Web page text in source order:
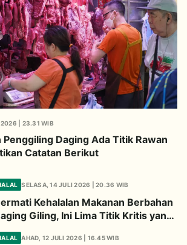
2026 | 23.31 WIB
Penggiling Daging Ada Titik Rawan
Catatan Berikut
SELASA, 14 JULI 2026 | 20.36 WIB
Kehalalan Makanan Berbahan
Giling, Ini Lima Titik Kritis yang
Diperhatikan
AHAD, 12 JULI 2026 | 16.45 WIB